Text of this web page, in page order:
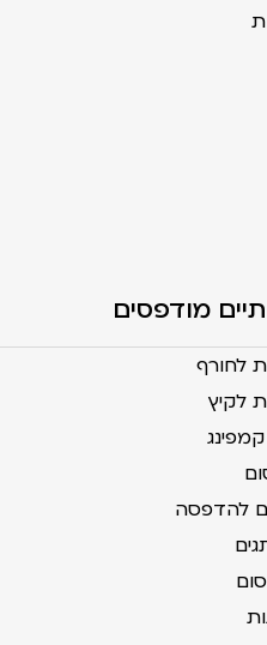
מודפסים
לחורף
לקיץ
להדפסה